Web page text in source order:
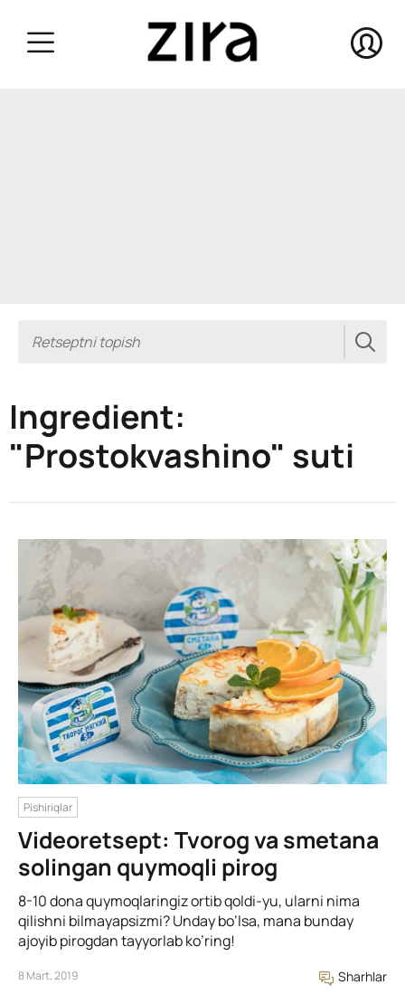
Ingredient:
"Prostokvashino" suti
Pishiriqlar
Videoretsept: Tvorog va smetana
solingan quymoqli pirog
8-10 dona quymoqlaringiz ortib qoldi-yu, ularni nima
qilishni bilmayapsizmi? Unday bo’lsa, mana bunday
ajoyib pirogdan tayyorlab ko’ring!
8 Mart, 2019 Sharhlar